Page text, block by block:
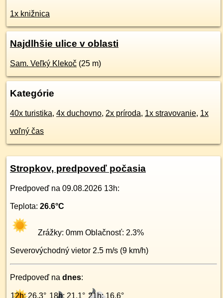
1x knižnica
Najdlhšie ulice v oblasti
Sam. Veľký Klekoč (25 m)
Kategórie
40x turistika, 4x duchovno, 2x príroda, 1x stravovanie, 1x
voľný čas
Stropkov, predpoveď počasia
Predpoveď na 09.08.2026 13h:
Teplota: 26.6°C
Zrážky: 0mm Oblačnosť: 2.3%
Severovýchodný vietor 2.5 m/s (9 km/h)
Predpoveď na dnes:
12h: 26.3° 18h: 21.1° 21h: 16.6°